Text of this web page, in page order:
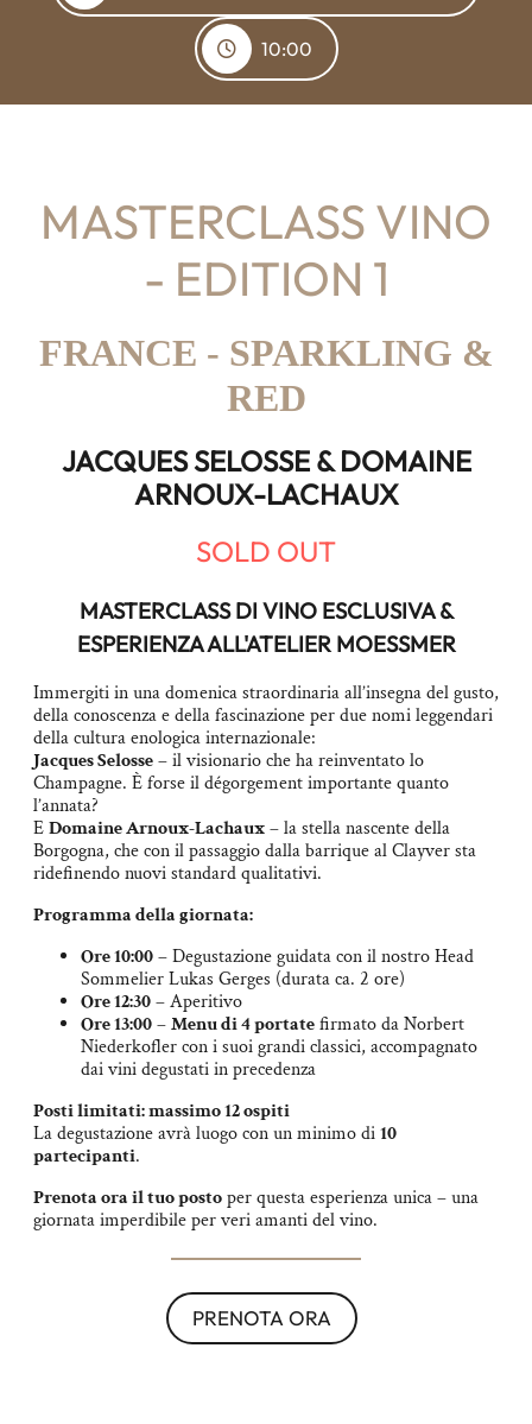
10:00
MASTERCLASS VINO
- EDITION 1
FRANCE - SPARKLING &
RED
JACQUES SELOSSE & DOMAINE
ARNOUX-LACHAUX
SOLD OUT
MASTERCLASS DI VINO ESCLUSIVA &
ESPERIENZA ALL'ATELIER MOESSMER
Immergiti in una domenica straordinaria all’insegna del gusto,
della conoscenza e della fascinazione per due nomi leggendari
della cultura enologica internazionale:
Jacques Selosse– il visionario che ha reinventato lo
Champagne. È forse il dégorgement importante quanto
l’annata?
EDomaine Arnoux-Lachaux– la stella nascente della
Borgogna, che con il passaggio dalla barrique al Clayver sta
ridefinendo nuovi standard qualitativi.
Programma della giornata:
Ore 10:00– Degustazione guidata con il nostro Head
Sommelier Lukas Gerges (durata ca. 2 ore)
Ore 12:30– Aperitivo
Ore 13:00–Menu di 4 portatefirmato da Norbert
Niederkofler con i suoi grandi classici, accompagnato
dai vini degustati in precedenza
Posti limitati: massimo 12 ospiti
La degustazione avrà luogo con un minimo di10
partecipanti.
Prenota ora il tuo postoper questa esperienza unica – una
giornata imperdibile per veri amanti del vino.
PRENOTA ORA